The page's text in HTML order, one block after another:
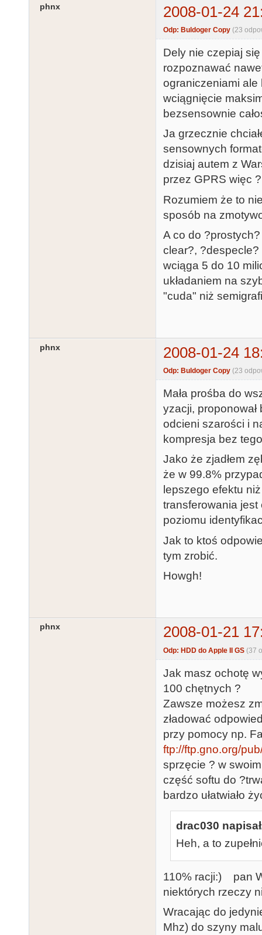
phnx 2008-01-24
Odp: Buldoger Copy (23
Dely nie czepiaj
rozpoznawać
ograniczeniami
wciągnięcie
bezsensownie
Ja grzecznie
sensownych
dzisiaj autem z
przez GPRS więc
Rozumiem że to
sposób na
A co do
clear?,
wciąga 5 do 10
układaniem na
"cuda" niż
phnx 2008-01-24
Odp: Buldoger Copy (23
Mała prośba do
yzacji,
odcieni szarości i
kompresja bez
Jako że zjadłem
że w 99.8%
lepszego efektu
transferowania
poziomu
Jak to ktoś
tym zrobić.
Howgh!
phnx 2008-01-21
Odp: HDD do Apple II GS (37
Jak masz ochotę
100 chętnych ?
Zawsze możesz
zładować
przy pomocy np.
ftp://ftp.gno.org/
sprzęcie ? w
część softu do
bardzo ułatwiało
drac030
Heh, a to
110% racji:) pan
niektórych rzeczy
Wracając do
Mhz) do szyny